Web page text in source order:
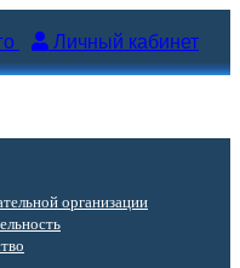
Личный кабинет
организации